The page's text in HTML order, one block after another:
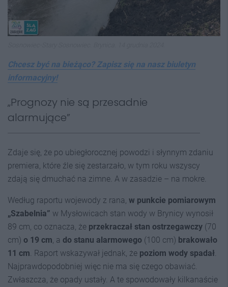
Chcesz być na bieżąco? Zapisz się na nasz biuletyn
informacyjny!
„Prognozy nie są przesadnie
alarmujące”
Zdaje się, że po ubiegłorocznej powodzi i słynnym zdaniu
premiera, które źle się zestarzało, w tym roku wszyscy
zdają się dmuchać na zimne. A w zasadzie – na mokre.
Według raportu wojewody z rana, w punkcie pomiarowym
„Szabelnia” w Mysłowicach stan wody w Brynicy wynosił
89 cm, co oznacza, że przekraczał stan ostrzegawczy (70
cm) o 19 cm , a do stanu alarmowego (100 cm) brakowało
11 cm . Raport wskazywał jednak, że poziom wody spadał
Najprawdopodobniej więc nie ma się czego obawiać.
Zwłaszcza, że opady ustały. A te spowodowały kilkanaście